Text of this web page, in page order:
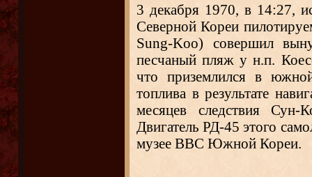
3 декабря 1970, в 14:27,
Северной Кореи
Sung-Koo) совершил
песчаный пляж у н.п.
что приземлился в
топлива в результате
месяцев следствия
Двигатель РД-45 этого
музее ВВС Южной Кореи.